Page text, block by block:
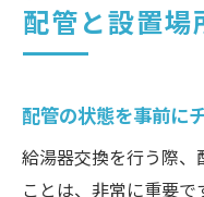
配管と設置場
配管の状態を事前に
給湯器交換を行う際、
ことは、非常に重要